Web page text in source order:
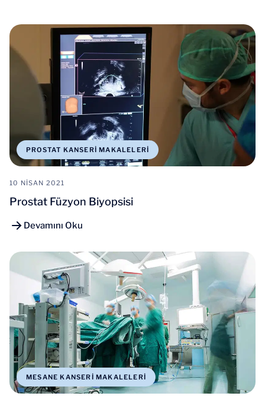
PROSTAT KANSERI MAKALELERI
10 NISAN 2021
Prostat Füzyon Biyopsisi
Devamını Oku
MESANE KANSERI MAKALELERI